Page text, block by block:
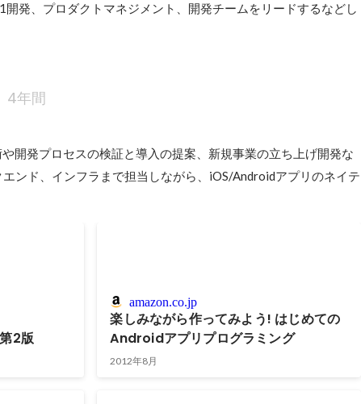
発、プロダクトマネジメント、開発チームをリードするなどし
4年間
開発プロセスの検証と導入の提案、新規事業の立ち上げ開発な
ンド、インフラまで担当しながら、iOS/Androidアプリのネイテ
2版
amazon.co.jp
楽しみながら作ってみよう! はじめての
Androidアプリプログラミング
2012年8月